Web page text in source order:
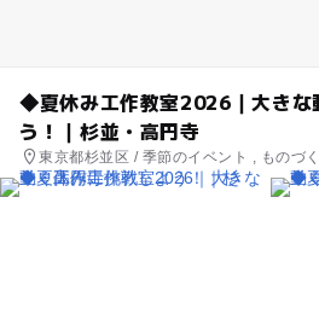
◆夏休み工作教室2026｜大きな
う！｜杉並・高円寺
東京都杉並区 / 季節のイベント , ものづ